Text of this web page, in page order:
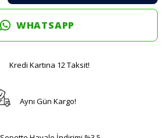
WHATSAPP
Kredi Kartına 12 Taksit!
Aynı Gün Kargo!